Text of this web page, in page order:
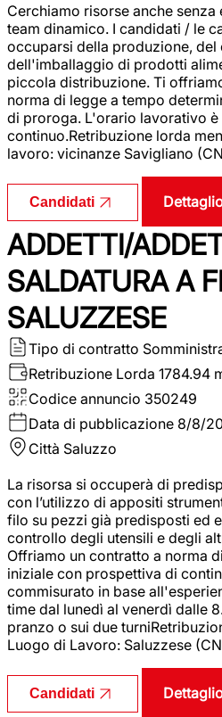
Cerchiamo risorse anche
team dinamico. I candidati / le
occuparsi della produzione,
dell'imballaggio di prodotti
piccola distribuzione. Ti
norma di legge a tempo
di proroga. L'orario lavorativo è
continuo.Retribuzione lorda
lavoro: vicinanze Savigliano
Candidati
ADDETTI/
SALDATURA A
SALUZZESE
Tipo di contratto
Retribuzione Lorda 1784.94
Codice annuncio 350249
Data di pubblicazione 8/8/
Città Saluzzo
La risorsa si occuperà di
con l’utilizzo di appositi
filo su pezzi già predisposti ed
controllo degli utensili e degli
Offriamo un contratto a norma
iniziale con prospettiva di
commisurato in base
time dal lunedì al venerdì dalle
pranzo o sui due
Luogo di Lavoro: Saluzzese
Candidati